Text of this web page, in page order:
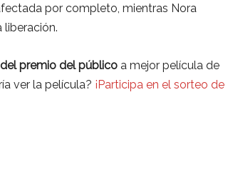
por completo, mientras Nora
premio del público a mejor película de
ver la película? ¡Participa en el sorteo de